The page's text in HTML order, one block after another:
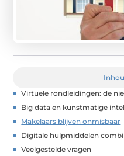
Virtuele rondleidingen: de
Big data en kunstmatige
Makelaars blijven onmisbaar
Digitale hulpmiddelen
Veelgestelde vragen